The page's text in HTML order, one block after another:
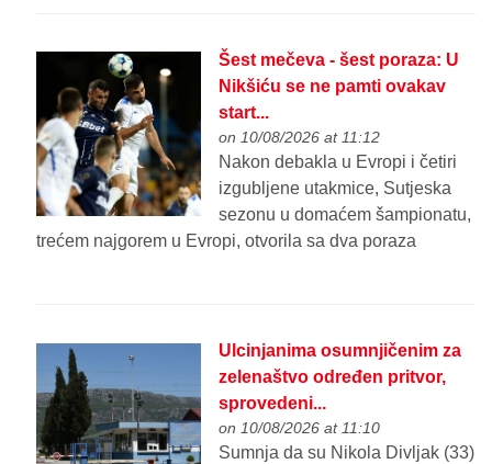
Šest mečeva - šest poraza: U
Nikšiću se ne pamti ovakav
start...
on 10/08/2026 at 11:12
Nakon debakla u Evropi i četiri
izgubljene utakmice, Sutjeska
sezonu u domaćem šampionatu,
trećem najgorem u Evropi, otvorila sa dva poraza
Ulcinjanima osumnjičenim za
zelenaštvo određen pritvor,
sprovedeni...
on 10/08/2026 at 11:10
Sumnja da su Nikola Divljak (33)